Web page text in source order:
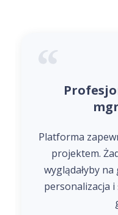
Platforma
projektem.
wyglądałyby
personalizacja